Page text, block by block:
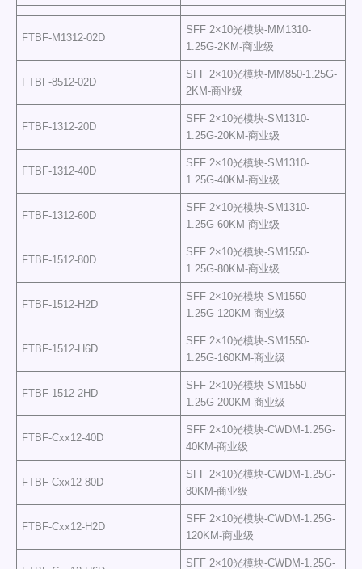
FTBF-M1312-02D
SFF 2×10光模块-MM1310-
1.25G-2KM-商业级
FTBF-8512-02D
SFF 2×10光模块-MM850-1.25G-
2KM-商业级
FTBF-1312-20D
SFF 2×10光模块-SM1310-
1.25G-20KM-商业级
FTBF-1312-40D
SFF 2×10光模块-SM1310-
1.25G-40KM-商业级
FTBF-1312-60D
SFF 2×10光模块-SM1310-
1.25G-60KM-商业级
FTBF-1512-80D
SFF 2×10光模块-SM1550-
1.25G-80KM-商业级
FTBF-1512-H2D
SFF 2×10光模块-SM1550-
1.25G-120KM-商业级
FTBF-1512-H6D
SFF 2×10光模块-SM1550-
1.25G-160KM-商业级
FTBF-1512-2HD
SFF 2×10光模块-SM1550-
1.25G-200KM-商业级
FTBF-Cxx12-40D
SFF 2×10光模块-CWDM-1.25G-
40KM-商业级
FTBF-Cxx12-80D
SFF 2×10光模块-CWDM-1.25G-
80KM-商业级
FTBF-Cxx12-H2D
SFF 2×10光模块-CWDM-1.25G-
120KM-商业级
SFF 2×10光模块-CWDM-1.25G-